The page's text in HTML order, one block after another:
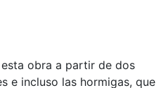
obra a partir de dos
e incluso las hormigas, que